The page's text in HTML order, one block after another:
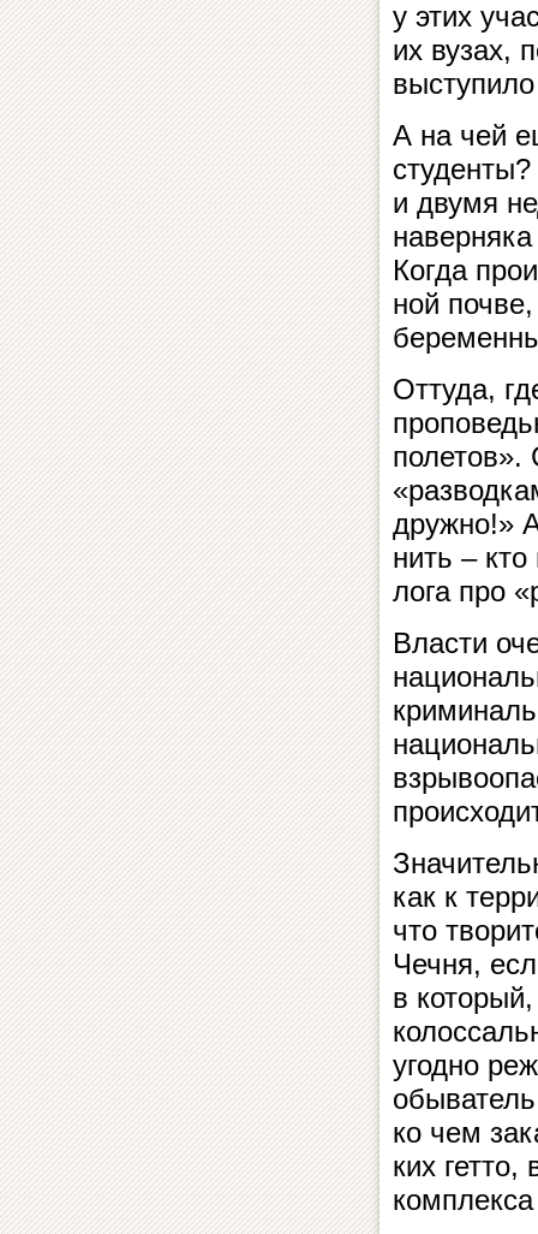
у этих
их вузах,
А на чей
и двумя
Когда
ной
Оттуда,
полетов».
дружно!»
нить –
ло­га про
Власти
как к
что
Чечня,
в
угодно
ко чем
ких